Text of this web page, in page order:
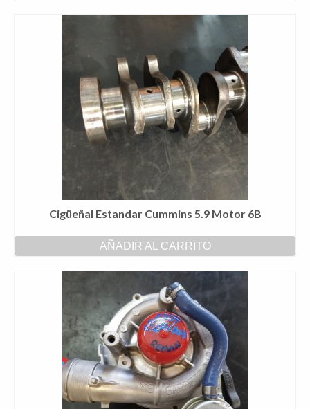
Cigüeñal Estandar Cummins 5.9 Motor 6B
AÑADIR AL CARRITO